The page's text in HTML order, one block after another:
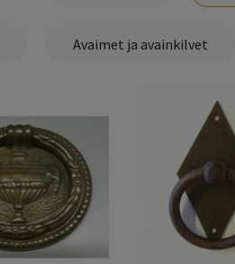
Avaimet ja avainkilvet